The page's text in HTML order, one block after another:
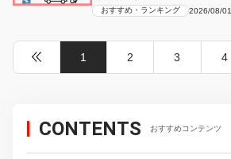
おすすめ・ランキング 2026/08/01
1 2 3 4
CONTENTS おすすめコンテンツ